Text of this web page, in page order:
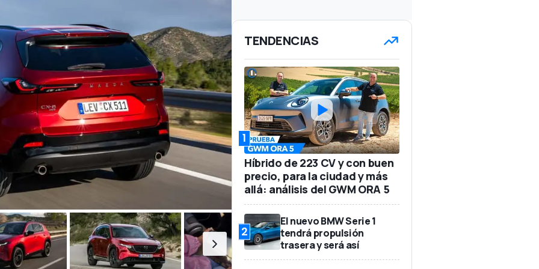
TENDENCIAS
1
Híbrido de 223 CV y con buen
precio, para la ciudad y más
allá: análisis del GWM ORA 5
2
El nuevo BMW Serie 1
tendrá propulsión
trasera y será así